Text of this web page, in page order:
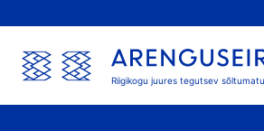
Riigikogu juures tegutsev